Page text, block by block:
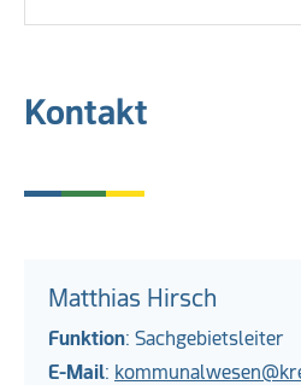
Kontakt
Matthias Hirsch
Funktion: Sachgebietsleiter
E-Mail: